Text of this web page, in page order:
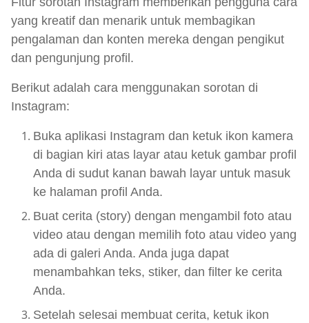
yang kreatif dan menarik untuk membagikan
pengalaman dan konten mereka dengan pengikut
dan pengunjung profil.
Berikut adalah cara menggunakan sorotan di
Instagram:
Buka aplikasi Instagram dan ketuk ikon kamera
di bagian kiri atas layar atau ketuk gambar profil
Anda di sudut kanan bawah layar untuk masuk
ke halaman profil Anda.
Buat cerita (story) dengan mengambil foto atau
video atau dengan memilih foto atau video yang
ada di galeri Anda. Anda juga dapat
menambahkan teks, stiker, dan filter ke cerita
Anda.
Setelah selesai membuat cerita, ketuk ikon